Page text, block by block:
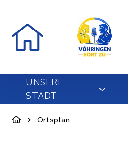
UNSERE
STADT
Ortsplan